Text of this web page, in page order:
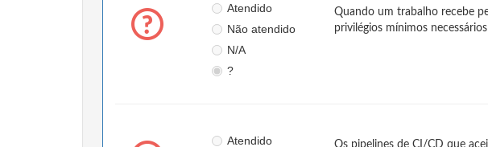
Atendido
Não atendido
N/A
?
Quando um trabalho recebe
privilégios mínimos
Atendido
Os pipelines de CI/CD que